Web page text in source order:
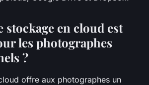
en cloud est
les photographes
?
offre aux photographes un